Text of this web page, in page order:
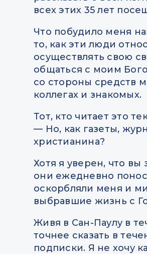
всех этих 35 лет
Что побудило меня
то, как эти люди
осуществлять свою
общаться с моим
со стороны средств
коллегах и знакомых.
Тот, кто читает это
— Но, как газеты,
христианина?
Хотя я уверен, что
они ежедневно
оскорбляли меня и
выбравшие жизнь с
Живя в Сан-Паулу в
точнее сказать в
подписки. Я не хочу